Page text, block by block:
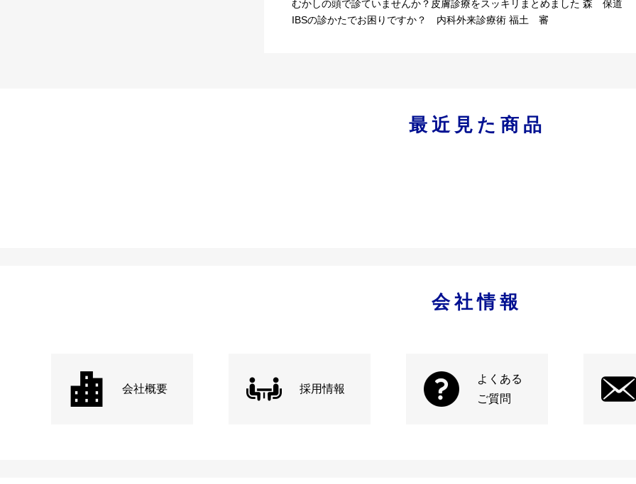
むかしの頭で診ていませんか？皮膚診療をスッキリまとめました 森 保道
IBSの診かたでお困りですか？ 内科外来診療術 福土 審
最近見た商品
会社情報
会社概要 採用情報
よくある
ご質問